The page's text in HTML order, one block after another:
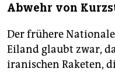
Abwehr von
Der frühere
Eiland glaubt zwar,
iranischen Raketen,